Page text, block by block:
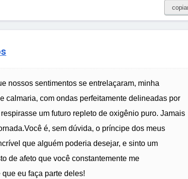
nossos sentimentos se entrelaçaram, minha
calmaria, com ondas perfeitamente delineadas por
um futuro repleto de oxigênio puro. Jamais
é, sem dúvida, o príncipe dos meus
que alguém poderia desejar, e sinto um
de afeto que você constantemente me
eu faça parte deles!